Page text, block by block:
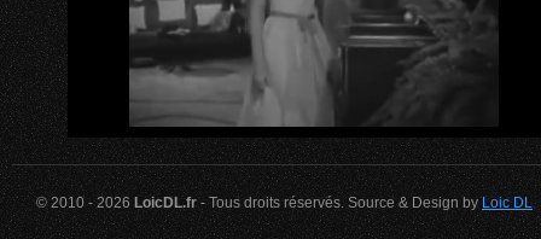
© 2010 - 2026 LoicDL.fr- Tous droits réservés. Source & Design byLoic DL